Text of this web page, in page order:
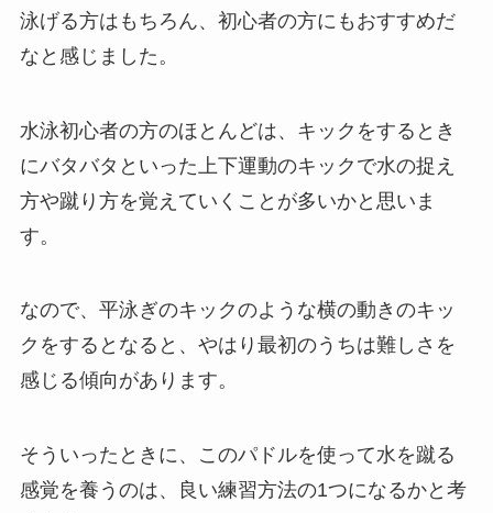
泳げる方はもちろん、初心者の方にもおすすめだ
なと感じました。
水泳初心者の方のほとんどは、キックをするとき
にバタバタといった上下運動のキックで水の捉え
方や蹴り方を覚えていくことが多いかと思いま
す。
なので、平泳ぎのキックのような横の動きのキッ
クをするとなると、やはり最初のうちは難しさを
感じる傾向があります。
そういったときに、このパドルを使って水を蹴る
感覚を養うのは、良い練習方法の1つになるかと考